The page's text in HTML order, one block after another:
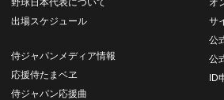
野球日本代表について
出場スケジュール
侍ジャパンメディア情報
応援侍たまベヱ
侍ジャパン応援曲
オ
サ
公
公
ID